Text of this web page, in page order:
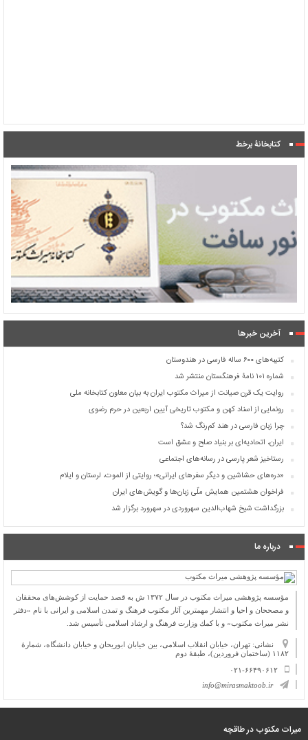
کتابخانۀ برخط
آخرین خبرها
کتیبه‌های ۶۰۰ ساله فارسی در هندوستان
شماره ۱۰۱ نامۀ فرهنگستان منتشر شد
روایت یک قرن صیانت از میراث مکتوب ایران به بیان معاون کتابخانه ملی
رونمایی از اسناد کهن و مکتوب تاریخی آیین اربعین در حرم رضوی
چرا زبان فارسی در هند کم‌رنگ شد؟
ایران، اتحادیه‌ای بر بنیاد صلح و عشق است
رستاخیز شعر پارسی در رسانه‌های اجتماعی
«دره‌های حشاشین و دیگر سفرهای ایرانی»؛ روایتی از الموت، لرستان و ایلام
فراخوان هشتمین همایش ملّی زبان‌ها و گویش‌های ایران
بزرگداشت شیخ شهاب‌الدین سهروردی در سهرورد برگزار شد
درباره ما
مؤسسه پژوهشی میراث مكتوب در سال ۱۳۷۲ ش به قصد حمایت از كوشش‌های محققان
و مصححان و احیا و انتشار مهمترین آثار مكتوب فرهنگ و تمدن اسلامی و ایرانی با نام «دفتر
نشر میراث مكتوب» و با كمك وزارت فرهنگ و ارشاد اسلامی تأسیس شد.
نشانی: تهران، خیابان انقلاب اسلامی، بین خیابان ابوریحان و خیابان دانشگاه، شمارۀ
۱۱۸۲ (ساختمان فروردین)، طبقۀ دوم
۰۲۱-۶۶۴۹۰۶۱۲
info@mirasmaktoob.ir
میرات مکتوب در طاقچه